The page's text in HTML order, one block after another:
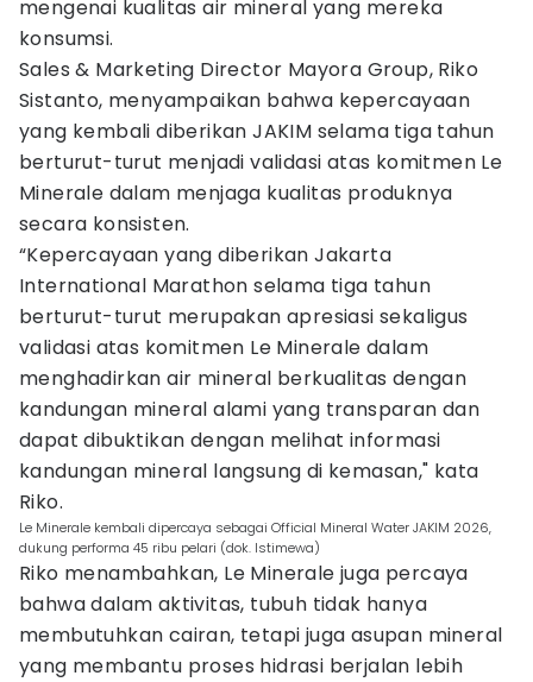
mengenai kualitas air mineral yang mereka
konsumsi.
Sales & Marketing Director Mayora Group, Riko
Sistanto, menyampaikan bahwa kepercayaan
yang kembali diberikan JAKIM selama tiga tahun
berturut-turut menjadi validasi atas komitmen Le
Minerale dalam menjaga kualitas produknya
secara konsisten.
“Kepercayaan yang diberikan Jakarta
International Marathon selama tiga tahun
berturut-turut merupakan apresiasi sekaligus
validasi atas komitmen Le Minerale dalam
menghadirkan air mineral berkualitas dengan
kandungan mineral alami yang transparan dan
dapat dibuktikan dengan melihat informasi
kandungan mineral langsung di kemasan," kata
Riko.
Le Minerale kembali dipercaya sebagai Official Mineral Water JAKIM 2026,
dukung performa 45 ribu pelari (dok. Istimewa)
Riko menambahkan, Le Minerale juga percaya
bahwa dalam aktivitas, tubuh tidak hanya
membutuhkan cairan, tetapi juga asupan mineral
yang membantu proses hidrasi berjalan lebih